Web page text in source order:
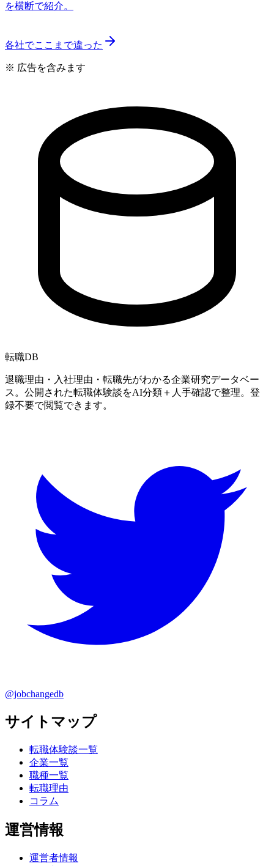
を横断で紹介。
各社でここまで違った
※ 広告を含みます
転職DB
退職理由・入社理由・転職先がわかる企業研究データベー
ス。公開された転職体験談をAI分類＋人手確認で整理。登
録不要で閲覧できます。
@jobchangedb
サイトマップ
転職体験談一覧
企業一覧
職種一覧
転職理由
コラム
運営情報
運営者情報